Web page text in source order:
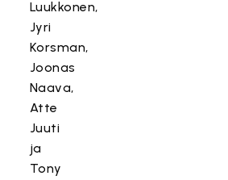
Luukkonen,
Jyri
Korsman,
Joonas
Naava,
Atte
Juuti
ja
Tony